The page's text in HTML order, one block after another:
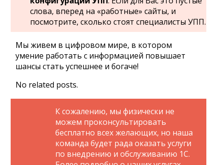
слова, вперед на «работные» сайты, и
посмотрите, сколько стоят специалисты УПП.
Мы живем в цифровом мире, в котором
умение работать с информацией повышает
шансы стать успешнее и богаче!
No related posts.
К сожалению, мы физически не
можем проконсультировать
бесплатно всех желающих, но наша
команда будет рада оказать услуги
по внедрению и обслуживанию 1С.